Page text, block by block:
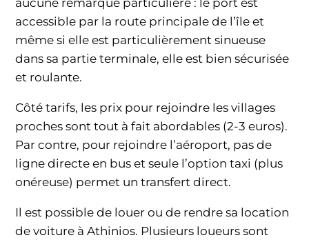
aucune remarque particulière : le port est
accessible par la route principale de l’île et
même si elle est particulièrement sinueuse
dans sa partie terminale, elle est bien sécurisée
et roulante.
Côté tarifs, les prix pour rejoindre les villages
proches sont tout à fait abordables (2-3 euros).
Par contre, pour rejoindre l’aéroport, pas de
ligne directe en bus et seule l’option taxi (plus
onéreuse) permet un transfert direct.
Il est possible de louer ou de rendre sa location
de voiture à Athinios. Plusieurs loueurs sont